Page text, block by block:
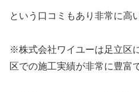
という口コミもあり非常に高
※株式会社ワイユーは足立区
区での施工実績が非常に豊富